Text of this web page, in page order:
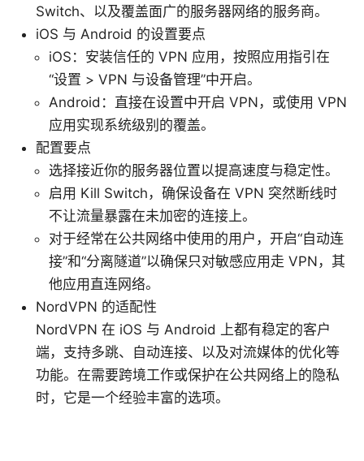
Switch、以及覆盖面广的服务器网络的服务商。
iOS 与 Android 的设置要点
iOS：安装信任的 VPN 应用，按照应用指引在
“设置 > VPN 与设备管理”中开启。
Android：直接在设置中开启 VPN，或使用 VPN
应用实现系统级别的覆盖。
配置要点
选择接近你的服务器位置以提高速度与稳定性。
启用 Kill Switch，确保设备在 VPN 突然断线时
不让流量暴露在未加密的连接上。
对于经常在公共网络中使用的用户，开启“自动连
接”和“分离隧道”以确保只对敏感应用走 VPN，其
他应用直连网络。
NordVPN 的适配性
NordVPN 在 iOS 与 Android 上都有稳定的客户
端，支持多跳、自动连接、以及对流媒体的优化等
功能。在需要跨境工作或保护在公共网络上的隐私
时，它是一个经验丰富的选项。